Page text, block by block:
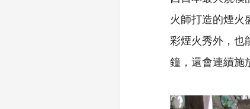
火師打造的煙
彩煙火秀外，也
鐘，還會連續施